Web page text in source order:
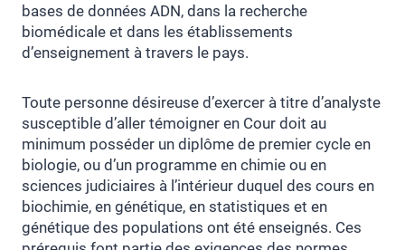
bases de données ADN, dans la recherche
biomédicale et dans les établissements
d’enseignement à travers le pays.
Toute personne désireuse d’exercer à titre d’analyste
susceptible d’aller témoigner en Cour doit au
minimum posséder un diplôme de premier cycle en
biologie, ou d’un programme en chimie ou en
sciences judiciaires à l’intérieur duquel des cours en
biochimie, en génétique, en statistiques et en
génétique des populations ont été enseignés. Ces